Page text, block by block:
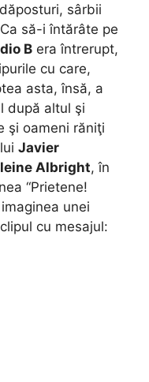
sârbii
Ca să-i întărâte pe
B era întrerupt,
cu care,
asta, însă, a
după altul şi
şi oameni răniţi
Javier
Albright, în
“Prietene!
unei
cu mesajul: